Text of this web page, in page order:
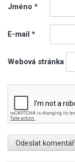
Jméno *
E-mail *
Webová stránka